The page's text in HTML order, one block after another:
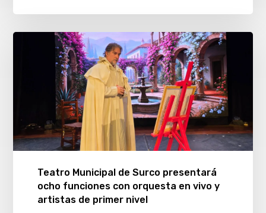
Teatro Municipal de Surco presentará
ocho funciones con orquesta en vivo y
artistas de primer nivel